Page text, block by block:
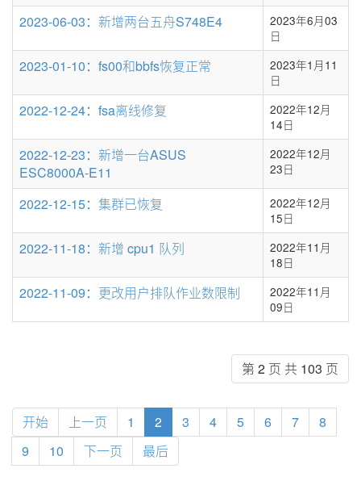
2023-06-03：新增两台五舟S748E4
2023年6月03
日
2023-01-10：fs00和bbfs恢复正常
2023年1月11
日
2022-12-24：fsa离线修复
2022年12月
14日
2022-12-23：新增一台ASUS
ESC8000A-E11
2022年12月
23日
2022-12-15：集群已恢复
2022年12月
15日
2022-11-18：新增 cpu1 队列
2022年11月
18日
2022-11-09：更改用户排队作业数限制
2022年11月
09日
第 2 页 共 103 页
开始 上一页 1 2 3 4 5 6 7
8
9
10 下一页 最后